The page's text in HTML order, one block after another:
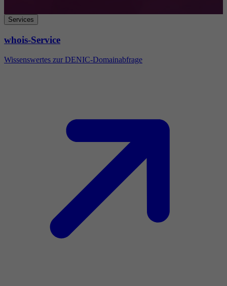
Services
whois-Service
Wissenswertes zur DENIC-Domainabfrage